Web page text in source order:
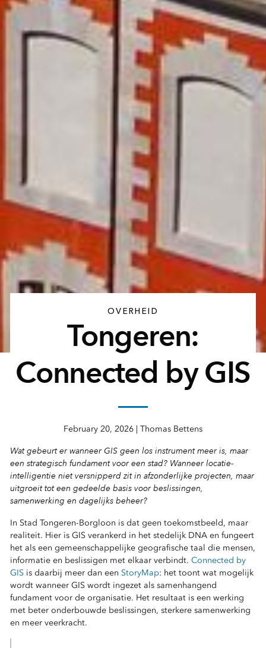
OVERHEID
Tongeren:
Connected by GIS
February 20, 2026 | Thomas Bettens
Wat gebeurt er wanneer GIS geen los instrument meer is, maar
een strategisch fundament voor een stad? Wanneer locatie-
intelligentie niet versnipperd zit in afzonderlijke projecten, maar
uitgroeit tot een gedeelde basis voor beslissingen,
samenwerking en dagelijks beheer?
In Stad Tongeren-Borgloon is dat geen toekomstbeeld, maar
realiteit. Hier is GIS verankerd in het stedelijk DNA en fungeert
het als een gemeenschappelijke geografische taal die mensen,
informatie en beslissigen met elkaar verbindt. Connected by
GISis daarbij meer dan een StoryMap: het toont wat mogelijk
wordt wanneer GIS wordt ingezet als samenhangend
fundament voor de organisatie. Het resultaat is een werking
met beter onderbouwde beslissingen, sterkere samenwerking
en meer veerkracht.